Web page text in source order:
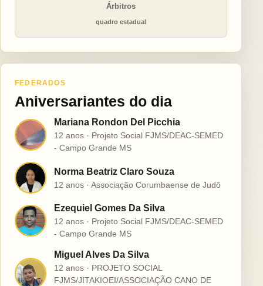
Árbitros
quadro estadual
FEDERADOS
Aniversariantes do dia
M
Mariana Rondon Del Picchia
12 anos · Projeto Social FJMS/DEAC-SEMED
- Campo Grande MS
N Norma Beatriz Claro Souza
12 anos · Associação Corumbaense de Judô
E
Ezequiel Gomes Da Silva
12 anos · Projeto Social FJMS/DEAC-SEMED
- Campo Grande MS
M
Miguel Alves Da Silva
12 anos · PROJETO SOCIAL
FJMS/JITAKIOEI/ASSOCIAÇÃO CANO DE